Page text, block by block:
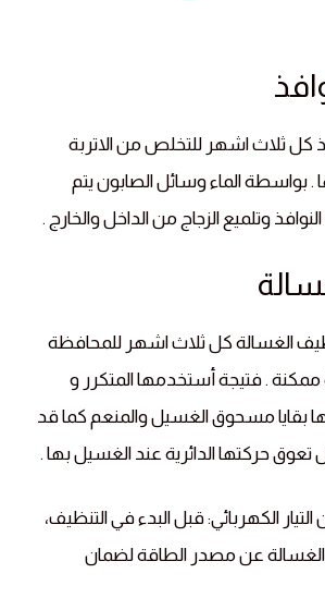
كل ثلاث اشهر للتخلص من الاتربة
. بواسطة الماء وسائل الصابون يتم
وتلميع الزجاج من الداخل والخارج .
الغسالة كل ثلاث اشهر للمحافظة
. فتيجة أستخدمها المتكرر و
بقايا مسحوق الغسيل والمنعم كما قد
تعوق حركتها الدائرية عند الغسيل بها .
الكهربائي: قبل البدء في التنظيف،
عن مصدر الطاقة لضمان